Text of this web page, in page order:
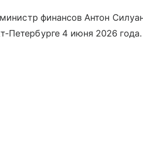
финансов Антон
Петербурге 4 июня 2026 года.